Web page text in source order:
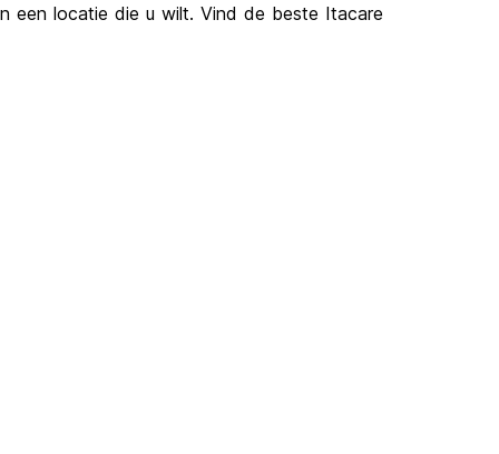
een locatie die u wilt. Vind de beste Itacare